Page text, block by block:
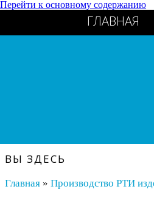
Перейти к основному содержанию
ГЛАВНАЯ
ВЫ ЗДЕСЬ
Главная» Производство РТИ